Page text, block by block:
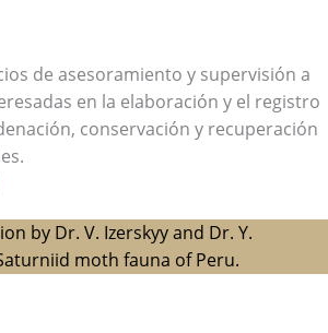
de asesoramiento y supervisión a
en la elaboración y el registro
conservación y recuperación